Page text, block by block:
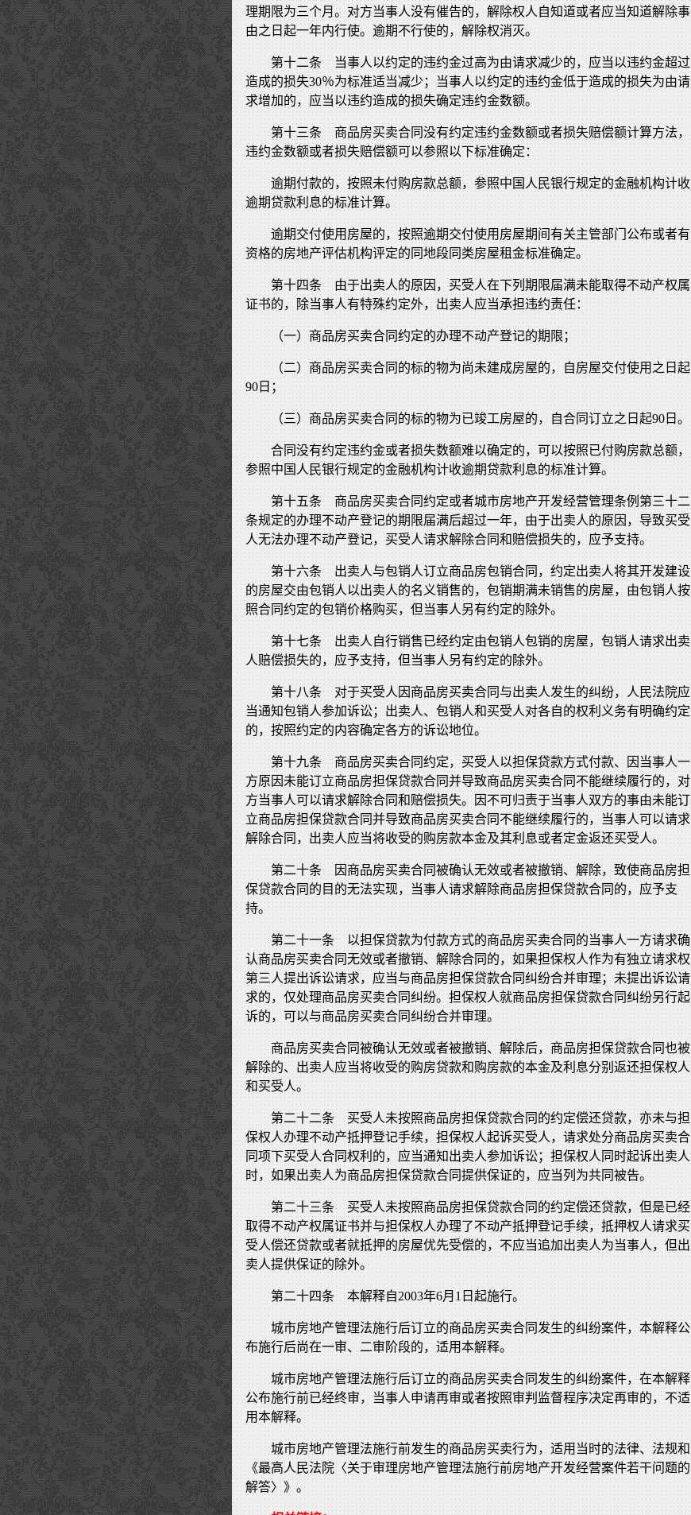
理期限为三个月。对方当事人没有催告的，解除权人自知道或者应当知道解除事
由之日起一年内行使。逾期不行使的，解除权消灭。
第十二条 当事人以约定的违约金过高为由请求减少的，应当以违约金超过
造成的损失30％为标准适当减少；当事人以约定的违约金低于造成的损失为由请
求增加的，应当以违约造成的损失确定违约金数额。
第十三条 商品房买卖合同没有约定违约金数额或者损失赔偿额计算方法，
违约金数额或者损失赔偿额可以参照以下标准确定：
逾期付款的，按照未付购房款总额，参照中国人民银行规定的金融机构计收
逾期贷款利息的标准计算。
逾期交付使用房屋的，按照逾期交付使用房屋期间有关主管部门公布或者有
资格的房地产评估机构评定的同地段同类房屋租金标准确定。
第十四条 由于出卖人的原因，买受人在下列期限届满未能取得不动产权属
证书的，除当事人有特殊约定外，出卖人应当承担违约责任：
（一）商品房买卖合同约定的办理不动产登记的期限；
（二）商品房买卖合同的标的物为尚未建成房屋的，自房屋交付使用之日起
90日；
（三）商品房买卖合同的标的物为已竣工房屋的，自合同订立之日起90日。
合同没有约定违约金或者损失数额难以确定的，可以按照已付购房款总额，
参照中国人民银行规定的金融机构计收逾期贷款利息的标准计算。
第十五条 商品房买卖合同约定或者城市房地产开发经营管理条例第三十二
条规定的办理不动产登记的期限届满后超过一年，由于出卖人的原因，导致买受
人无法办理不动产登记，买受人请求解除合同和赔偿损失的，应予支持。
第十六条 出卖人与包销人订立商品房包销合同，约定出卖人将其开发建设
的房屋交由包销人以出卖人的名义销售的，包销期满未销售的房屋，由包销人按
照合同约定的包销价格购买，但当事人另有约定的除外。
第十七条 出卖人自行销售已经约定由包销人包销的房屋，包销人请求出卖
人赔偿损失的，应予支持，但当事人另有约定的除外。
第十八条 对于买受人因商品房买卖合同与出卖人发生的纠纷，人民法院应
当通知包销人参加诉讼；出卖人、包销人和买受人对各自的权利义务有明确约定
的，按照约定的内容确定各方的诉讼地位。
第十九条 商品房买卖合同约定，买受人以担保贷款方式付款、因当事人一
方原因未能订立商品房担保贷款合同并导致商品房买卖合同不能继续履行的，对
方当事人可以请求解除合同和赔偿损失。因不可归责于当事人双方的事由未能订
立商品房担保贷款合同并导致商品房买卖合同不能继续履行的，当事人可以请求
解除合同，出卖人应当将收受的购房款本金及其利息或者定金返还买受人。
第二十条 因商品房买卖合同被确认无效或者被撤销、解除，致使商品房担
保贷款合同的目的无法实现，当事人请求解除商品房担保贷款合同的，应予支
持。
第二十一条 以担保贷款为付款方式的商品房买卖合同的当事人一方请求确
认商品房买卖合同无效或者撤销、解除合同的，如果担保权人作为有独立请求权
第三人提出诉讼请求，应当与商品房担保贷款合同纠纷合并审理；未提出诉讼请
求的，仅处理商品房买卖合同纠纷。担保权人就商品房担保贷款合同纠纷另行起
诉的，可以与商品房买卖合同纠纷合并审理。
商品房买卖合同被确认无效或者被撤销、解除后，商品房担保贷款合同也被
解除的、出卖人应当将收受的购房贷款和购房款的本金及利息分别返还担保权人
和买受人。
第二十二条 买受人未按照商品房担保贷款合同的约定偿还贷款，亦未与担
保权人办理不动产抵押登记手续，担保权人起诉买受人，请求处分商品房买卖合
同项下买受人合同权利的，应当通知出卖人参加诉讼；担保权人同时起诉出卖人
时，如果出卖人为商品房担保贷款合同提供保证的，应当列为共同被告。
第二十三条 买受人未按照商品房担保贷款合同的约定偿还贷款，但是已经
取得不动产权属证书并与担保权人办理了不动产抵押登记手续，抵押权人请求买
受人偿还贷款或者就抵押的房屋优先受偿的，不应当追加出卖人为当事人，但出
卖人提供保证的除外。
第二十四条 本解释自2003年6月1日起施行。
城市房地产管理法施行后订立的商品房买卖合同发生的纠纷案件，本解释公
布施行后尚在一审、二审阶段的，适用本解释。
城市房地产管理法施行后订立的商品房买卖合同发生的纠纷案件，在本解释
公布施行前已经终审，当事人申请再审或者按照审判监督程序决定再审的，不适
用本解释。
城市房地产管理法施行前发生的商品房买卖行为，适用当时的法律、法规和
《最高人民法院〈关于审理房地产管理法施行前房地产开发经营案件若干问题的
解答〉》。